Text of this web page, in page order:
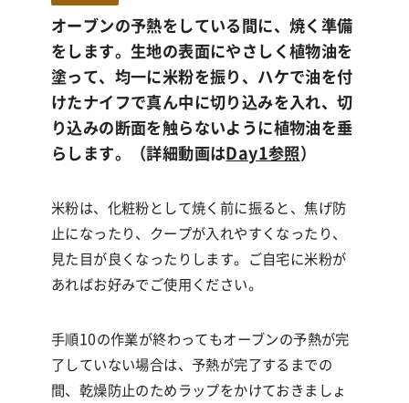
オーブンの予熱をしている間に、焼く準備
をします。生地の表面にやさしく植物油を
塗って、均一に米粉を振り、ハケで油を付
けたナイフで真ん中に切り込みを入れ、切
り込みの断面を触らないように植物油を垂
らします。（詳細動画はDay1参照）
米粉は、化粧粉として焼く前に振ると、焦げ防
止になったり、クープが入れやすくなったり、
見た目が良くなったりします。ご自宅に米粉が
あればお好みでご使用ください。
手順10の作業が終わってもオーブンの予熱が完
了していない場合は、予熱が完了するまでの
間、乾燥防止のためラップをかけておきましょ